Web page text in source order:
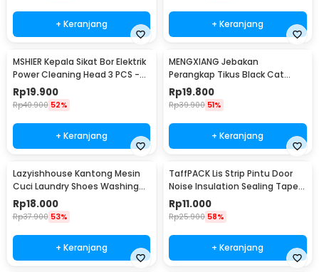
+ Keranjang + Keranjang
MSHIER Kepala Sikat Bor Elektrik
Power Cleaning Head 3 PCS -
DB003
Rp19.900
Rp40.900 52%
+ Keranjang
MENGXIANG Jebakan
Perangkap Tikus Black Cat
Mousetrap 2 PCS - JB56
Rp19.800
Rp39.900 51%
+ Keranjang
Lazyishhouse Kantong Mesin
Cuci Laundry Shoes Washing
Mesh Bag - 62319
Rp18.000
Rp37.900 53%
+ Keranjang
TaffPACK Lis Strip Pintu Door
Noise Insulation Sealing Tape
5Mx3cm - B35
Rp11.000
Rp25.900 58%
+ Keranjang